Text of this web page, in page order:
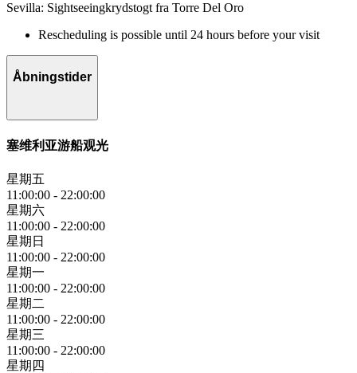
Sevilla: Sightseeingkrydstogt fra Torre Del Oro
Rescheduling is possible until 24 hours before your visit
Åbningstider
塞维利亚游船观光
星期五
11:00:00 - 22:00:00
星期六
11:00:00 - 22:00:00
星期日
11:00:00 - 22:00:00
星期一
11:00:00 - 22:00:00
星期二
11:00:00 - 22:00:00
星期三
11:00:00 - 22:00:00
星期四